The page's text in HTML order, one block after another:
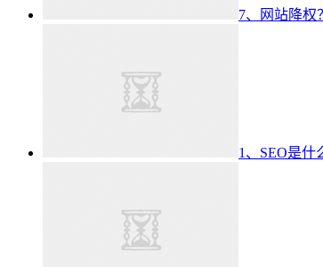
7、网站降权
1、SEO是什